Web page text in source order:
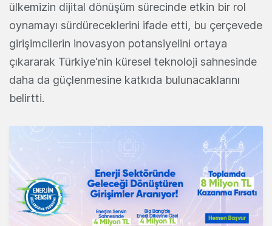
ülkemizin dijital dönüşüm sürecinde etkin bir rol
oynamayı sürdüreceklerini ifade etti, bu çerçevede
girişimcilerin inovasyon potansiyelini ortaya
çıkararak Türkiye'nin küresel teknoloji sahnesinde
daha da güçlenmesine katkıda bulunacaklarını
belirtti.